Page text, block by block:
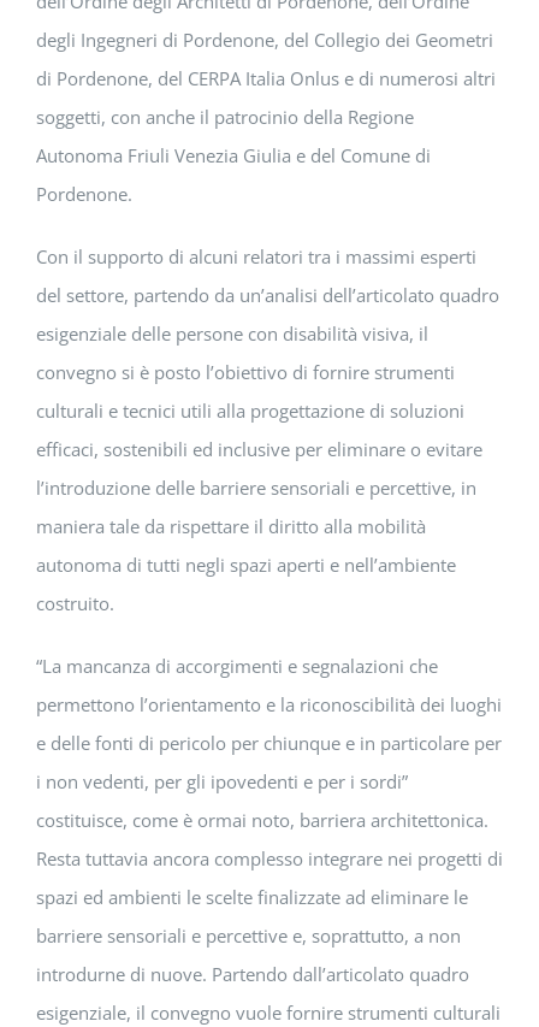
degli Ingegneri di Pordenone, del Collegio dei Geometri
di Pordenone, del CERPA Italia Onlus e di numerosi altri
soggetti, con anche il patrocinio della Regione
Autonoma Friuli Venezia Giulia e del Comune di
Pordenone.
Con il supporto di alcuni relatori tra i massimi esperti
del settore, partendo da un’analisi dell’articolato quadro
esigenziale delle persone con disabilità visiva, il
convegno si è posto l’obiettivo di fornire strumenti
culturali e tecnici utili alla progettazione di soluzioni
efficaci, sostenibili ed inclusive per eliminare o evitare
l’introduzione delle barriere sensoriali e percettive, in
maniera tale da rispettare il diritto alla mobilità
autonoma di tutti negli spazi aperti e nell’ambiente
costruito.
“La mancanza di accorgimenti e segnalazioni che
permettono l’orientamento e la riconoscibilità dei luoghi
e delle fonti di pericolo per chiunque e in particolare per
i non vedenti, per gli ipovedenti e per i sordi”
costituisce, come è ormai noto, barriera architettonica.
Resta tuttavia ancora complesso integrare nei progetti di
spazi ed ambienti le scelte finalizzate ad eliminare le
barriere sensoriali e percettive e, soprattutto, a non
introdurne di nuove. Partendo dall’articolato quadro
esigenziale, il convegno vuole fornire strumenti culturali